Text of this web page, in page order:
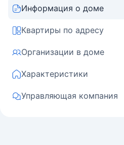
Информация о доме
Квартиры по адресу
Организации в доме
Характеристики
Управляющая компания